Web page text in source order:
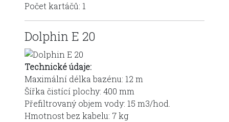
Počet kartáčů: 1
Dolphin E 20
Technické údaje:
Maximální délka bazénu: 12 m
Šířka čistící plochy: 400 mm
Přefiltrovaný objem vody: 15 m3/hod.
Hmotnost bez kabelu: 7 kg